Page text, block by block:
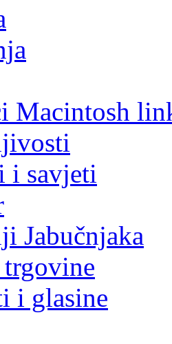
Macintosh
i savjeti
Jabučnjaka
i glasine